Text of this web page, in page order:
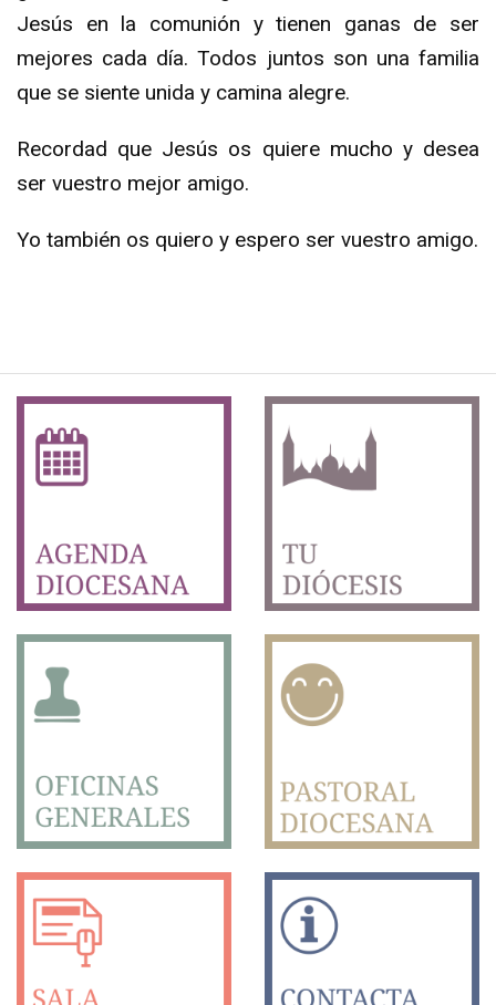
Jesús en la comunión y tienen ganas de ser
mejores cada día. Todos juntos son una familia
que se siente unida y camina alegre.
Recordad que Jesús os quiere mucho y desea
ser vuestro mejor amigo.
Yo también os quiero y espero ser vuestro amigo.